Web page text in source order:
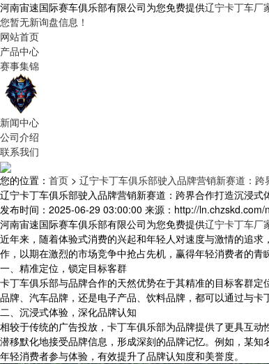
河南宙速国际赛车俱乐部有限公司为您免费提供辽宁卡丁车厂
您暂无新询盘信息！
网站首页
产品中心
赛事集锦
新闻中心
公司介绍
联系我们
您的位置： 首页 > 辽宁卡丁车俱乐部驶入品牌营销新赛道：
辽宁卡丁车俱乐部驶入品牌营销新赛道：跨界合作打造沉浸式
发布时间：2025-06-29 03:00:00 来源：http://
河南宙速国际赛车俱乐部有限公司为您免费提供辽宁卡丁车厂
近年来，随着体验式消费的兴起和年轻人对速度与激情的追
作，以期在激烈的市场竞争中抢占先机，赢得年轻消费者的青
一、精准定位，锁定目标客群
卡丁车俱乐部与品牌合作的天然优势在于其精准的目标客群
品牌、汽车品牌，还是电子产品、饮料品牌，都可以通过与
二、沉浸式体验，深化品牌认知
相较于传统的广告投放，卡丁车俱乐部为品牌提供了更具互
潜移默化地接受品牌信息，形成深刻的品牌记忆。例如，某
年轻消费者参与体验，有效提升了品牌认知度和美誉度。